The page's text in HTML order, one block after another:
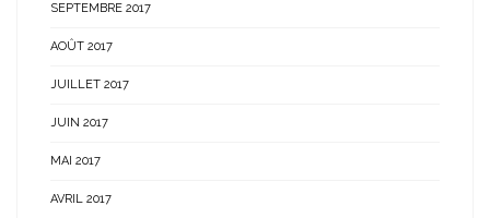
SEPTEMBRE 2017
AOÛT 2017
JUILLET 2017
JUIN 2017
MAI 2017
AVRIL 2017